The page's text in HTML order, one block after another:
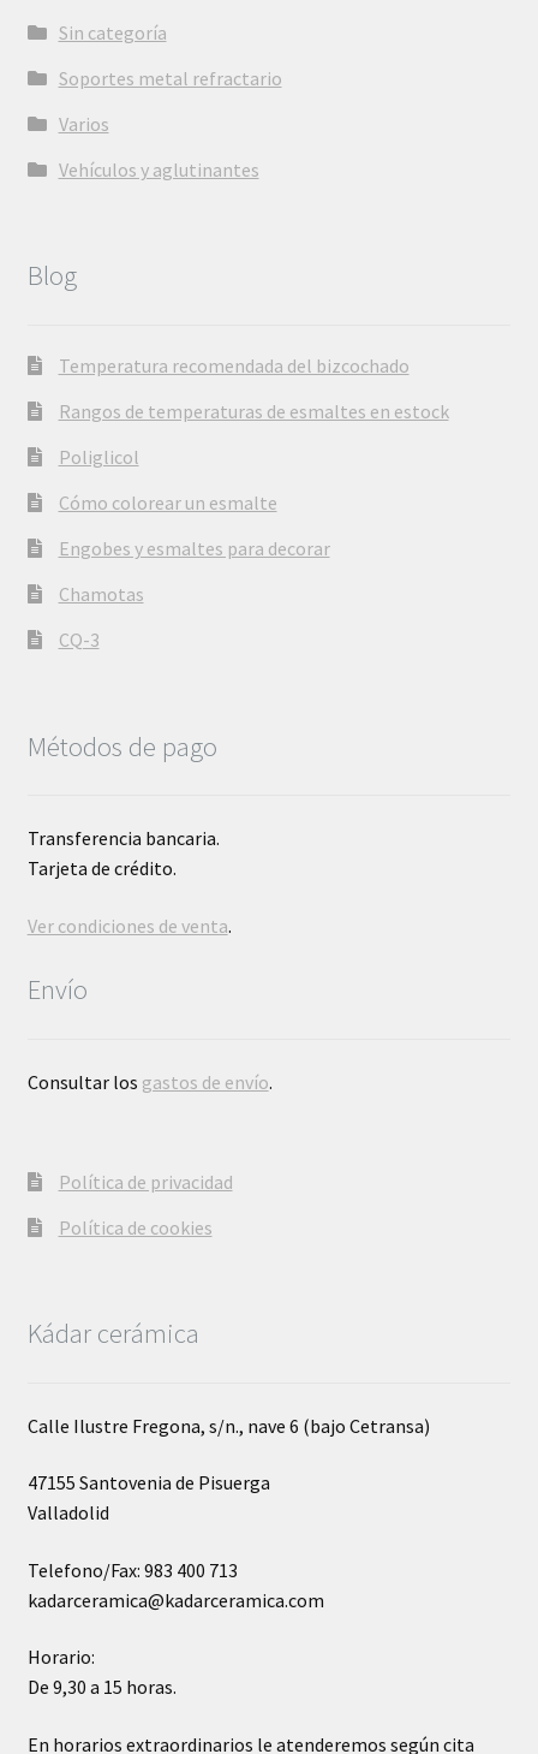
Sin categoría
Soportes metal refractario
Varios
Vehículos y aglutinantes
Blog
Temperatura recomendada del bizcochado
Rangos de temperaturas de esmaltes en estock
Poliglicol
Cómo colorear un esmalte
Engobes y esmaltes para decorar
Chamotas
CQ-3
Métodos de pago
Transferencia bancaria.
Tarjeta de crédito.
Ver condiciones de venta.
Envío
Consultar los gastos de envío.
Política de privacidad
Política de cookies
Kádar cerámica
Calle Ilustre Fregona, s/n., nave 6 (bajo Cetransa)
47155 Santovenia de Pisuerga
Valladolid
Telefono/Fax: 983 400 713
kadarceramica@kadarceramica.com
Horario:
De 9,30 a 15 horas.
En horarios extraordinarios le atenderemos según cita